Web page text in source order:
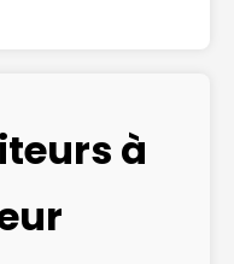
à